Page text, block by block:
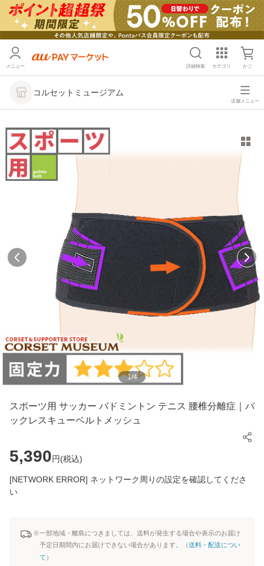
メニュー 詳細検索 カテゴリ かご
コルセットミュージアム
店舗メニュー
1/4
スポーツ用 サッカー バドミントン テニス 腰椎分離症｜バ
ックレスキューベルトメッシュ
5,390円(税込)
[NETWORK ERROR] ネットワーク周りの設定を確認してくださ
い
※一部地域・離島につきましては、送料が発生する場合や表示のお届け
予定日期間内にお届けできない場合があります。（送料・配送につい
て ）